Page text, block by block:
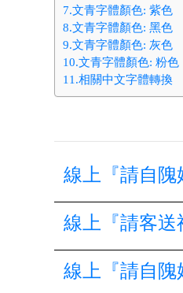
7.文青字體顏色: 紫色
8.文青字體顏色: 黑色
9.文青字體顏色: 灰色
10.文青字體顏色: 粉色
11.相關中文字體轉換
線上『請自隗
線上『請客送
線上『請自隗